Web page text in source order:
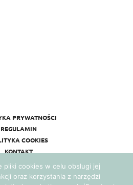
PRYWATNOŚCI
REGULAMIN
COOKIES
KONTAKT
pliki cookies w celu obsługi jej
oraz korzystania z narzędzi